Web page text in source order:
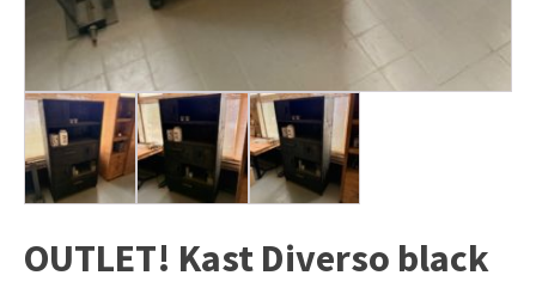
OUTLET! Kast Diverso black